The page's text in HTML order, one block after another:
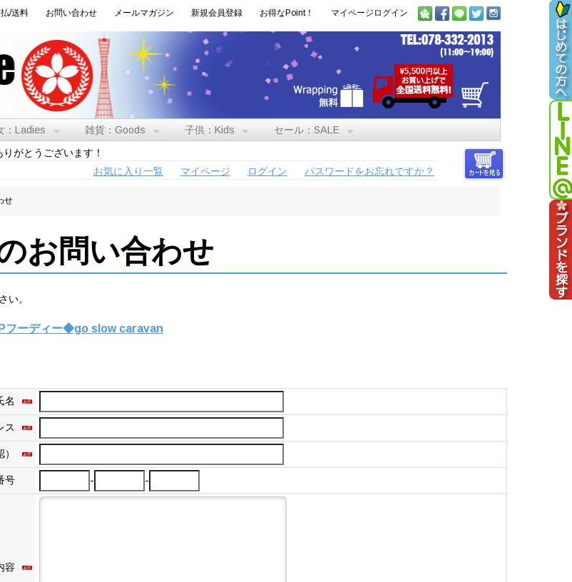
/送料 お問い合わせ メールマガジン 新規会員登録 お得なPoint！ マイページログイン
：Ladies 雑貨：Goods 子供：Kids セール：SALE
がとうございます！
お気に入り一覧
マイページ ログイン パスワードをお忘れですか？
せ
お問い合わせ
い。
フーディー◆go slow caravan
名
ス
号 - -
容